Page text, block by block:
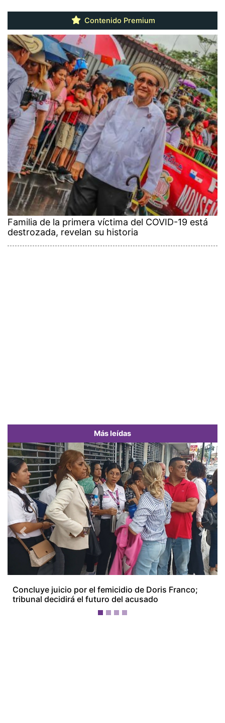
Contenido Premium
Familia de la primera víctima del COVID-19 está
destrozada, revelan su historia
Más leídas
Concluye juicio por el femicidio de Doris Franco;
tribunal decidirá el futuro del acusado
Previous Next